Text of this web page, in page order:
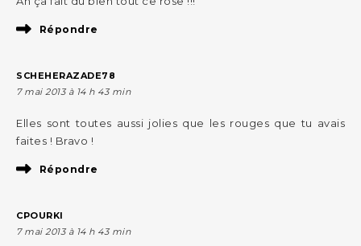
Répondre
SCHEHERAZADE78
7 mai 2013 à 14 h 43 min
Elles sont toutes aussi jolies que les rouges que tu avais
faites ! Bravo !
Répondre
CPOURKI
7 mai 2013 à 14 h 43 min